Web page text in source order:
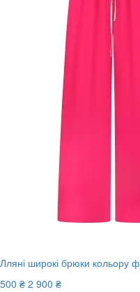
Лляні широкі брюки кольору
500 ₴ 2 900 ₴